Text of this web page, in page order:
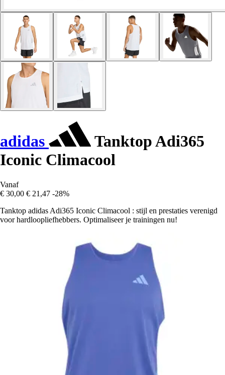
adidas
Tanktop Adi365
Iconic Climacool
Vanaf
€ 30,00 € 21,47 -28%
Tanktop adidas Adi365 Iconic Climacool : stijl en prestaties verenigd
voor hardloopliefhebbers. Optimaliseer je trainingen nu!